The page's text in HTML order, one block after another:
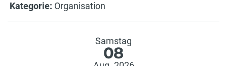
Kategorie: Organisation
Samstag
08